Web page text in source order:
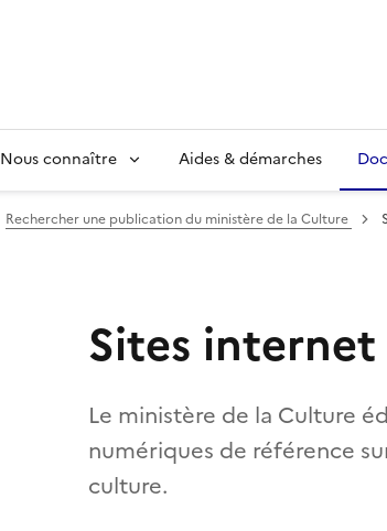
Nous connaître Aides & démarches
Rechercher une publication du ministère de la Culture
Sites
Le ministère de la Culture
numériques de référence
culture.